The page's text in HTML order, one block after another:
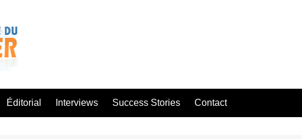
Éditorial Interviews Success Stories Contact